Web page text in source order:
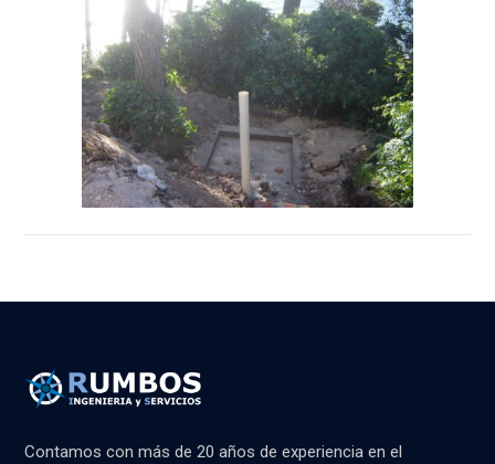
Contamos con más de 20 años de experiencia en el